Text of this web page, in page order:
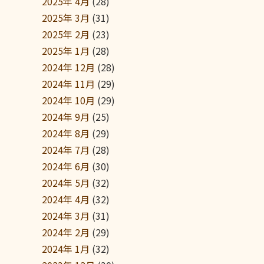
2025年 3月 (31)
2025年 2月 (23)
2025年 1月 (28)
2024年 12月 (28)
2024年 11月 (29)
2024年 10月 (29)
2024年 9月 (25)
2024年 8月 (29)
2024年 7月 (28)
2024年 6月 (30)
2024年 5月 (32)
2024年 4月 (32)
2024年 3月 (31)
2024年 2月 (29)
2024年 1月 (32)